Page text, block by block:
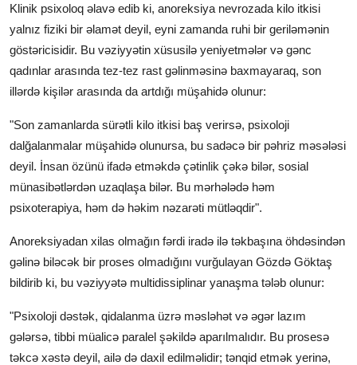
Klinik psixoloq əlavə edib ki, anoreksiya nevrozada kilo itkisi
yalnız fiziki bir əlamət deyil, eyni zamanda ruhi bir geriləmənin
göstəricisidir. Bu vəziyyətin xüsusilə yeniyetmələr və gənc
qadınlar arasında tez-tez rast gəlinməsinə baxmayaraq, son
illərdə kişilər arasında da artdığı müşahidə olunur:
"Son zamanlarda sürətli kilo itkisi baş verirsə, psixoloji
dalğalanmalar müşahidə olunursa, bu sadəcə bir pəhriz məsələsi
deyil. İnsan özünü ifadə etməkdə çətinlik çəkə bilər, sosial
münasibətlərdən uzaqlaşa bilər. Bu mərhələdə həm
psixoterapiya, həm də həkim nəzarəti mütləqdir".
Anoreksiyadan xilas olmağın fərdi iradə ilə təkbaşına öhdəsindən
gəlinə biləcək bir proses olmadığını vurğulayan Gözdə Göktaş
bildirib ki, bu vəziyyətə multidissiplinar yanaşma tələb olunur:
"Psixoloji dəstək, qidalanma üzrə məsləhət və əgər lazım
gələrsə, tibbi müalicə paralel şəkildə aparılmalıdır. Bu prosesə
təkcə xəstə deyil, ailə də daxil edilməlidir; tənqid etmək yerinə,